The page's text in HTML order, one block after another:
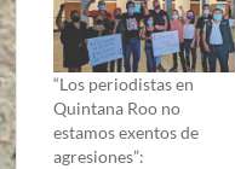
“Los periodistas en
Quintana Roo no
estamos exentos de
agresiones”: